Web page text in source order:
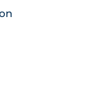
est
badge Vigik
3 points.